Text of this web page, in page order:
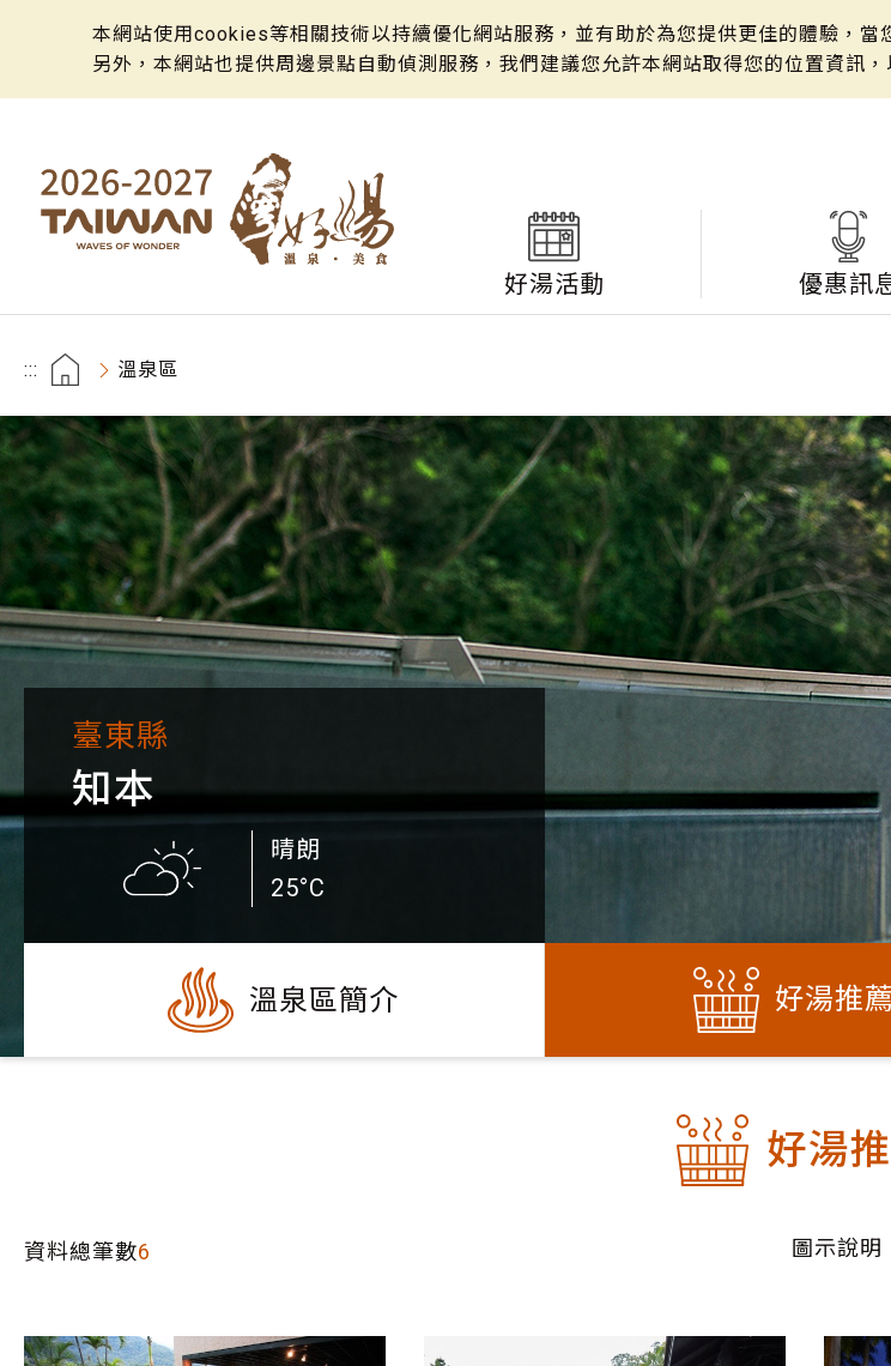
本網站使用cookies等相關技術以持續優化網站服務，並有助於為您提供更佳的體驗，
另外，本網站也提供周邊景點自動偵測服務，我們建議您允許本網站取得您的位置資訊
好湯活動 優惠訊
::: 溫泉區
臺東縣
知本
晴朗
25°C
溫泉區簡介 好湯推薦
好湯
資料總筆數6 圖示說明